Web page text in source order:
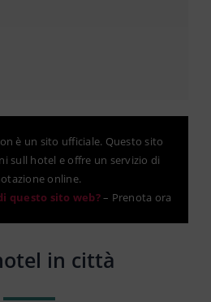
è un sito ufficiale. Questo sito
sull hotel e offre un servizio di
online.
questo sito web?– Prenota ora
in città